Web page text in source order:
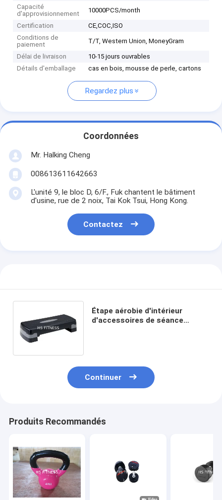
Capacité
d'approvisionnement
10000PCS/month
Certification
CE,COC,ISO
Conditions de
paiement
T/T, Western Union, MoneyGram
Délai de livraison
10-15 jours ouvrables
Détails d'emballage
cas en bois, mousse de perle, cartons
Regardez plus
Coordonnées
Mr. Halking Cheng
008613611642663
L'unité 9, le bloc D, 6/F., Fuk chantent le bâtiment
d'usine, rue de 2 noix, Tai Kok Tsui, Hong Kong.
Contactez
Étape aérobie d'intérieur
d'accessoires de séance
Continuer
Produits Recommandés